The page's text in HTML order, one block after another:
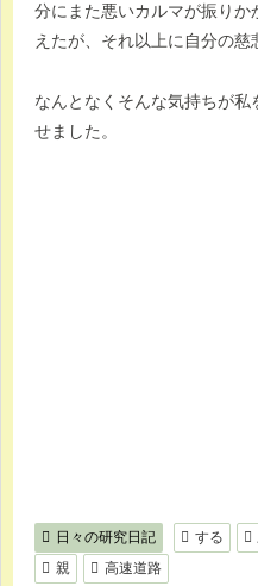
分にまた悪いカルマが振り
えたが、それ以上に自分の慈
なんとなくそんな気持ちが
せました。
日々の研究日記 する
親
高速道路